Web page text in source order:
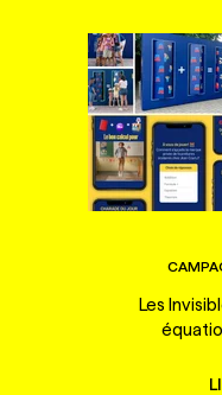
Les